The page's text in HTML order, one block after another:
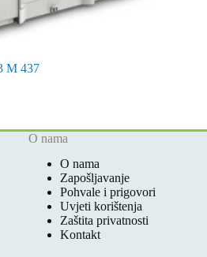
M 437
O nama
O nama
Zapošljavanje
Pohvale i prigovori
Uvjeti korištenja
Zaštita privatnosti
Kontakt